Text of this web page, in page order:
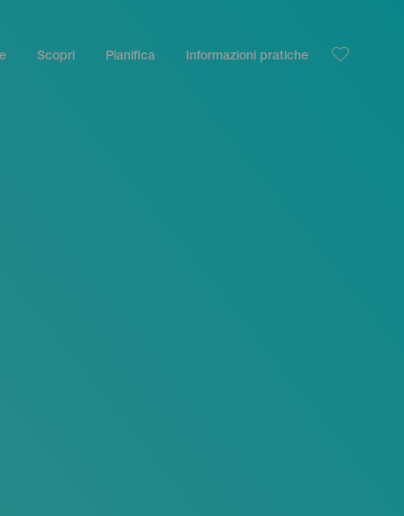
Scopri Pianifica Informazioni pratiche